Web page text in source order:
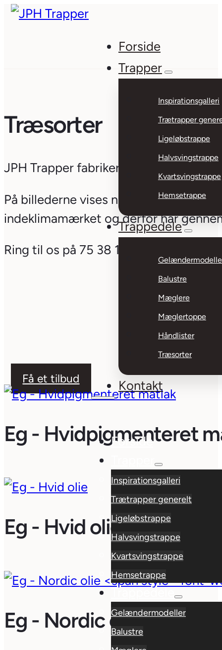
Forside
Trapper
Inspirationsgalleri
Trætrapper
Ligeløbstrappe
Halvsvingstrappe
Kvartsvingstrappe
Hemsetrappe
Trappedele
Balustre
Mæglere
Mæglertoppe
Håndlister
Træsorter
Kontakt
Forside
Inspirationsgalleri
Trætrapper generelt
Ligeløbstrappe
Halvsvingstrappe
Kvartsvingstrappe
Hemsetrappe
Trappedele
Gelændermodeller
Balustre
Få et tilbud
Træsorter
JPH Trapper fabrikerer udelukkende
På billederne vises nogle træsorter
indeklimamærket og derfor har
Ring til os på 75 38 19 78, og få
Eg - Hvidpigmenteret
Eg - Hvid olie
Eg - Nordic olie